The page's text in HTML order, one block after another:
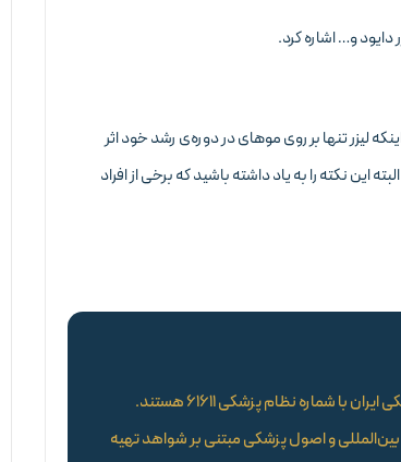
لیزر تنها بر روی موهای در دوره‌ی رشد خود اثر
نکته را به یاد داشته باشید که برخی از افراد
دکتر مژگان قنادی امامی، پزشک عمومی و فارغ‌التحصیل دانشگاه علوم پزشکی ایران با شماره نظام پزشکی ۶۱۶۱۱ هستند.
بین‌المللی و اصول پزشکی مبتنی بر شواهد تهیه